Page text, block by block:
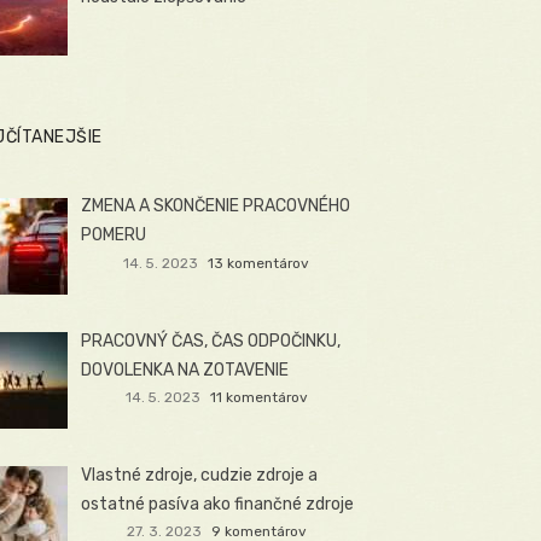
ZMENA A SKONČENIE PRACOVNÉHO
POMERU
14. 5. 2023 13 komentárov
PRACOVNÝ ČAS, ČAS ODPOČINKU,
DOVOLENKA NA ZOTAVENIE
14. 5. 2023 11 komentárov
Vlastné zdroje, cudzie zdroje a
ostatné pasíva ako finančné zdroje
27. 3. 2023 9 komentárov